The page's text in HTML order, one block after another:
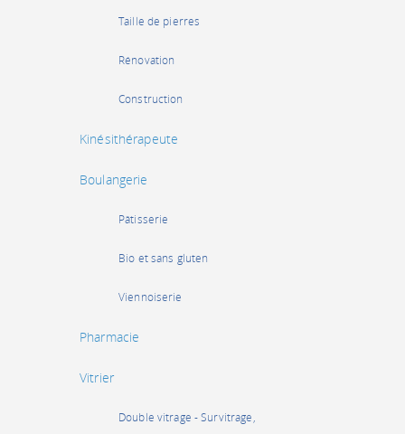
Taille de pierres
Rénovation
Construction
Kinésithérapeute
Boulangerie
Pâtisserie
Bio et sans gluten
Viennoiserie
Pharmacie
Vitrier
Double vitrage - Survitrage,